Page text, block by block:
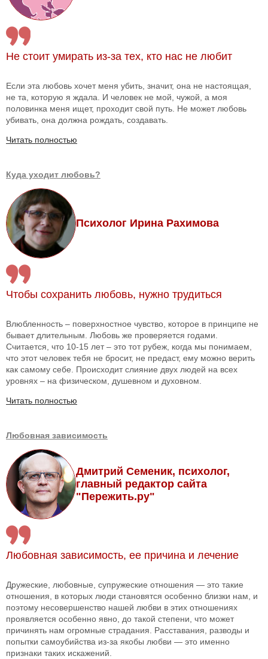
Не стоит умирать из-за тех, кто нас не любит
Если эта любовь хочет меня убить, значит, она не настоящая,
не та, которую я ждала. И человек не мой, чужой, а моя
половинка меня ищет, проходит свой путь. Не может любовь
убивать, она должна рождать, создавать.
Читать полностью
Куда уходит любовь?
Психолог Ирина Рахимова
Чтобы сохранить любовь, нужно трудиться
Влюбленность – поверхностное чувство, которое в принципе не
бывает длительным. Любовь же проверяется годами.
Считается, что 10-15 лет – это тот рубеж, когда мы понимаем,
что этот человек тебя не бросит, не предаст, ему можно верить
как самому себе. Происходит слияние двух людей на всех
уровнях – на физическом, душевном и духовном.
Читать полностью
Любовная зависимость
Дмитрий Семеник, психолог,
главный редактор сайта
"Пережить.ру"
Любовная зависимость, ее причина и лечение
Дружеские, любовные, супружеские отношения — это такие
отношения, в которых люди становятся особенно близки нам, и
поэтому несовершенство нашей любви в этих отношениях
проявляется особенно явно, до такой степени, что может
причинять нам огромные страдания. Расставания, разводы и
попытки самоубийства из-за якобы любви — это именно
признаки таких искажений.